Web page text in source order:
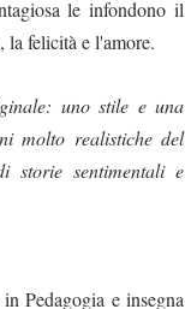
le infondono il
la felicità e l'amore.
uno stile e una
molto realistiche del
storie sentimentali e
Pedagogia e insegna